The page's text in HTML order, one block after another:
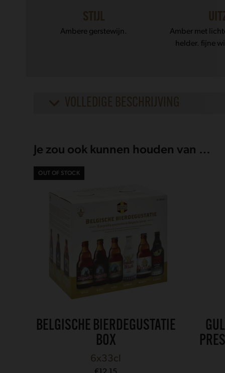
Ambere gerstewijn.
Amber met
helder. fijne
Je zou ook kunnen houden van …
OUT OF STOCK
BELGISCHE BIERDEGUSTATIE
BOX
6x33cl